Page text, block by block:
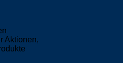
Aktionen,